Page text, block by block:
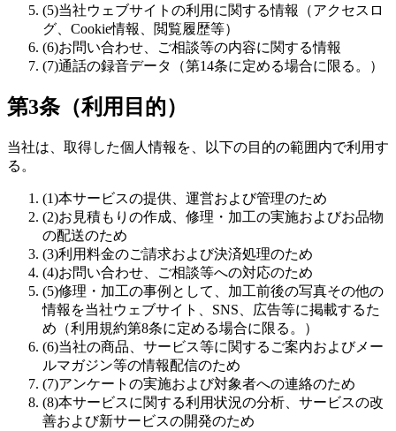
(5)当社ウェブサイトの利用に関する情報（アクセスロ
グ、Cookie情報、閲覧履歴等）
(6)お問い合わせ、ご相談等の内容に関する情報
(7)通話の録音データ（第14条に定める場合に限る。）
第3条（利用目的）
当社は、取得した個人情報を、以下の目的の範囲内で利用す
る。
(1)本サービスの提供、運営および管理のため
(2)お見積もりの作成、修理・加工の実施およびお品物
の配送のため
(3)利用料金のご請求および決済処理のため
(4)お問い合わせ、ご相談等への対応のため
(5)修理・加工の事例として、加工前後の写真その他の
情報を当社ウェブサイト、SNS、広告等に掲載するた
め（利用規約第8条に定める場合に限る。）
(6)当社の商品、サービス等に関するご案内およびメー
ルマガジン等の情報配信のため
(7)アンケートの実施および対象者への連絡のため
(8)本サービスに関する利用状況の分析、サービスの改
善および新サービスの開発のため